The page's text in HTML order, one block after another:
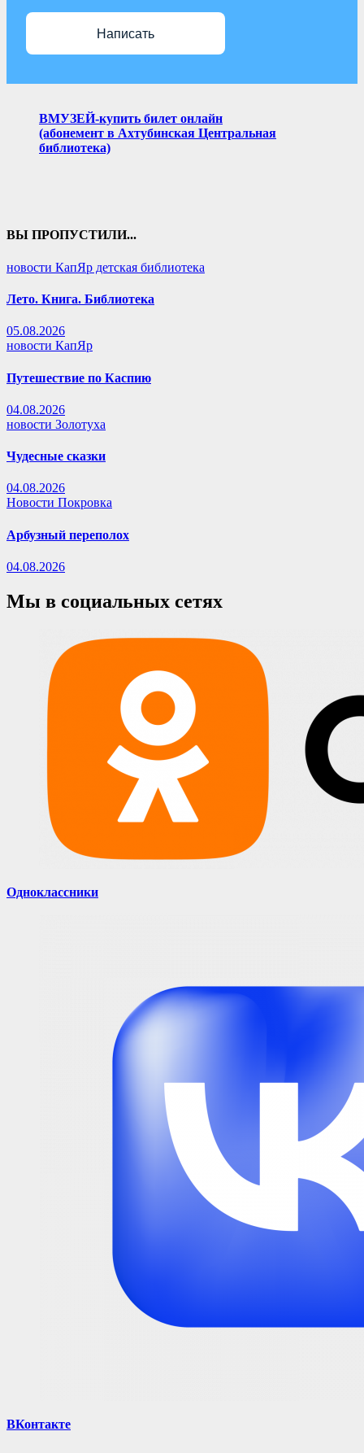
Написать
ВМУЗЕЙ-купить билет онлайн
(абонемент в Ахтубинская Центральная
библиотека)
ВЫ ПРОПУСТИЛИ...
новости КапЯр детская библиотека
Лето. Книга. Библиотека
05.08.2026
новости КапЯр
Путешествие по Каспию
04.08.2026
новости Золотуха
Чудесные сказки
04.08.2026
Новости Покровка
Арбузный переполох
04.08.2026
Мы в социальных сетях
Одноклассники
ВКонтакте